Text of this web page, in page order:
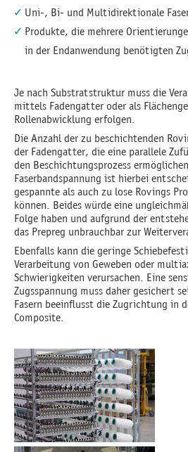
Uni-, Bi- und Multidirektionale
Produkte, die mehrere
in der Endanwendung benötigten
Je nach Substratstruktur muss die
mittels Fadengatter oder als
Rollenabwicklung erfolgen.
Die Anzahl der zu beschichtenden
der Fadengatter, die eine parallele
den Beschichtungsprozess
Faserbandspannung ist hierbei
gespannte als auch zu lose Rovings
können. Beides würde eine
Folge haben und aufgrund der
das Prepreg unbrauchbar zur
Ebenfalls kann die geringe
Verarbeitung von Geweben oder
Schwierigkeiten verursachen. Eine
Zugsspannung muss daher gesichert
Fasern beeinflusst die Zugrichtung in
Composite.